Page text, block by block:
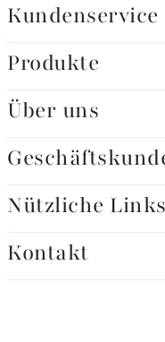
Kundenservice
Produkte
Über uns
Nützliche Links
Kontakt